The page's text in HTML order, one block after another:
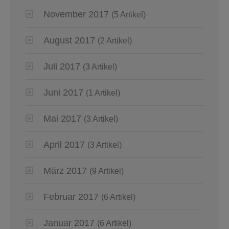
November 2017 (5 Artikel)
August 2017 (2 Artikel)
Juli 2017 (3 Artikel)
Juni 2017 (1 Artikel)
Mai 2017 (3 Artikel)
April 2017 (3 Artikel)
März 2017 (9 Artikel)
Februar 2017 (6 Artikel)
Januar 2017 (6 Artikel)